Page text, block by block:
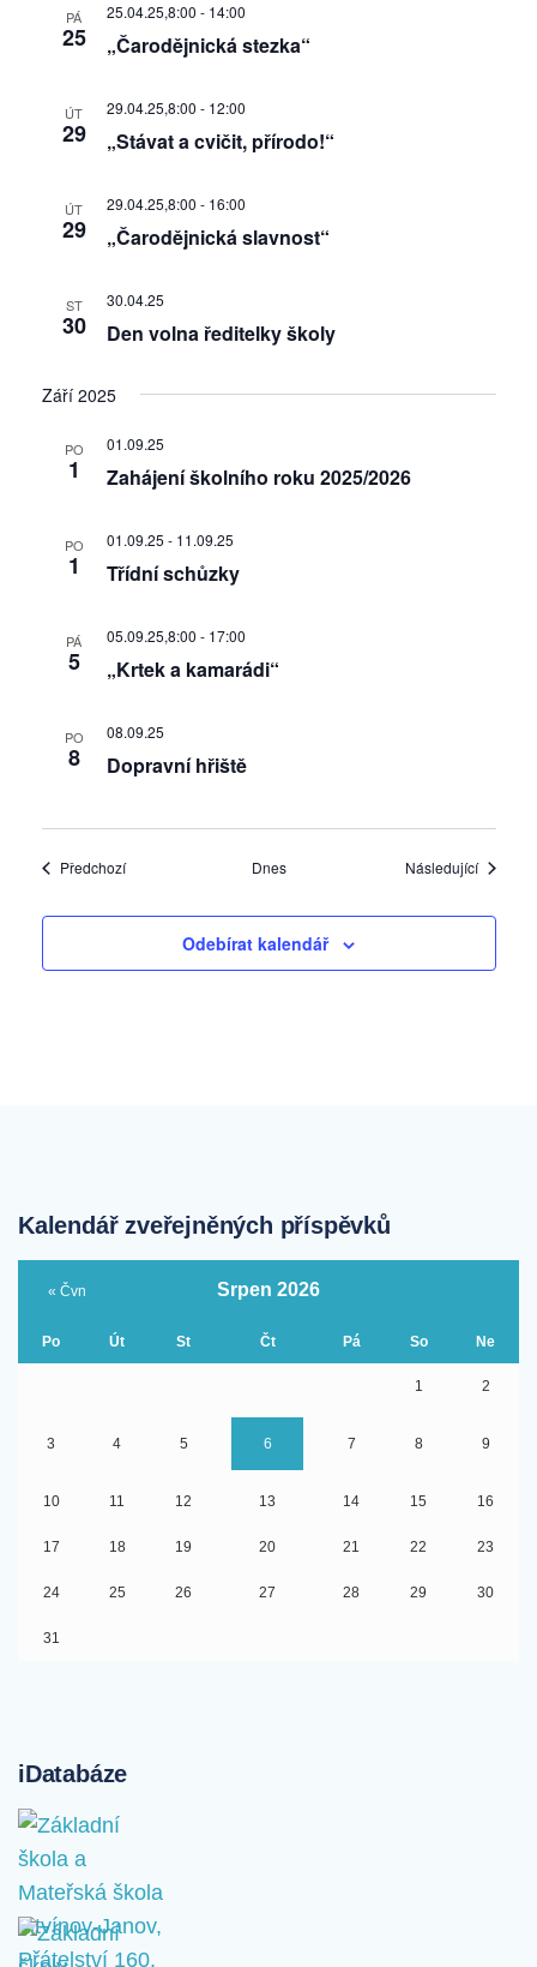
PÁ
25 „Čarodějnická stezka“
25.04.25,8:00 - 14:00
ÚT
29 „Stávat a cvičit, přírodo!“
29.04.25,8:00 - 12:00
ÚT
29 „Čarodějnická slavnost“
29.04.25,8:00 - 16:00
ST
30 Den volna ředitelky školy
30.04.25
Září 2025
PO
1 Zahájení školního roku 2025/2026
01.09.25
PO
1 Třídní schůzky
01.09.25 - 11.09.25
PÁ
5 „Krtek a kamarádi“
05.09.25,8:00 - 17:00
PO
8 Dopravní hřiště
08.09.25
PředchozíAkce Dnes NásledujícíAkce
Odebírat kalendář
Kalendář zveřejněných příspěvků
Srpen 2026
Po Út St Čt Pá So Ne
1 2
3 4 5 6 7 8 9
10 11 12 13 14 15 16
17 18 19 20 21 22 23
24 25 26 27 28 29 30
31
« Čvn
iDatabáze